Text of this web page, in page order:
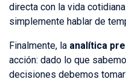
directa con la vida
simplemente hablar de
Finalmente, la analítica
acción: dado lo que
decisiones debemos